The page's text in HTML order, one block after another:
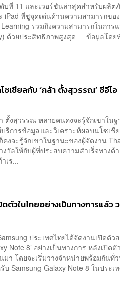
11 และเวอร์ชันล่าสุดสำหรับผลิต
iPad ที่ชูจุดเด่นด้านความสามารถขอ
รวมถึงความสามารถในการ
ด้วยประสิทธิภาพสูงสุด ข้อมูลโดย
ซเชียลกับ ‘กล้า ตั้งสุวรรณ’ ซีอี
งสุวรรณ หลายคนคงจะรู้จักเขาในฐ
ริการข้อมูลและวิเคราะห์ผลบนโซเชี
งจะรู้จักเขาในฐานะของผู้จัดงาน
งวัลให้กับผู้ที่ประสบความสำเร็จทางด้
เร...
ตัวในไทยอย่างเป็นทางการแล้ว
ประเทศไทยได้จัดงานเปิดตัว
Note 8’ อย่างเป็นทางการ หลังเปิด
า โดยจะเริ่มวางจำหน่ายพร้อมกันทั่
Galaxy Note 8 ในประเท